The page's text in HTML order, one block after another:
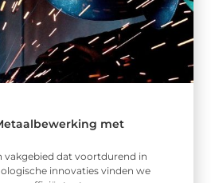
met
vakgebied dat voortdurend in
innovaties vinden we